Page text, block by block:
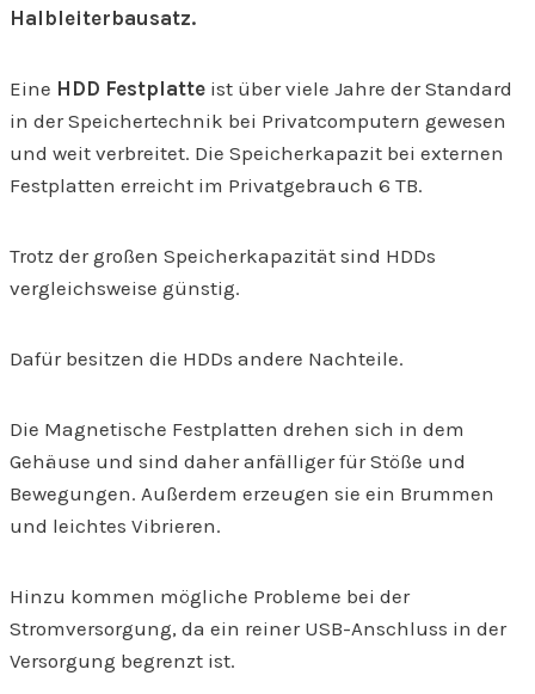
Halbleiterbausatz.
Eine HDD Festplatte ist über viele Jahre der Standard
in der Speichertechnik bei Privatcomputern gewesen
und weit verbreitet. Die Speicherkapazit bei externen
Festplatten erreicht im Privatgebrauch 6 TB.
Trotz der großen Speicherkapazität sind HDDs
vergleichsweise günstig.
Dafür besitzen die HDDs andere Nachteile.
Die Magnetische Festplatten drehen sich in dem
Gehäuse und sind daher anfälliger für Stöße und
Bewegungen. Außerdem erzeugen sie ein Brummen
und leichtes Vibrieren.
Hinzu kommen mögliche Probleme bei der
Stromversorgung, da ein reiner USB-Anschluss in der
Versorgung begrenzt ist.